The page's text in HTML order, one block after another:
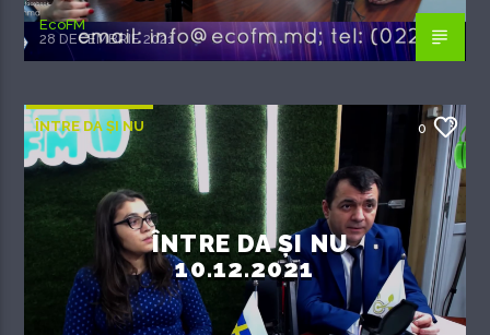
EcoFM
28 DECEMBRIE 2021
ÎNTRE DA ȘI NU 0
ÎNTRE DA ȘI NU
10.12.2021